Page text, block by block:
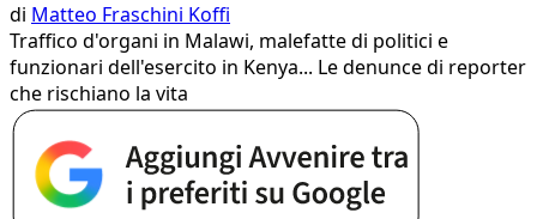
di Matteo Fraschini Koffi
Traffico d'organi in Malawi, malefatte di politici e
funzionari dell'esercito in Kenya... Le denunce di reporter
che rischiano la vita